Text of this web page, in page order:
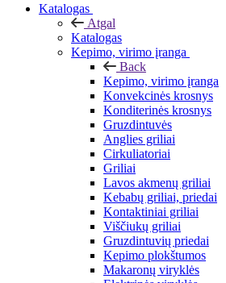
Katalogas
Atgal
Katalogas
Kepimo, virimo įranga
Back
Kepimo, virimo įranga
Konvekcinės krosnys
Konditerinės krosnys
Gruzdintuvės
Anglies griliai
Cirkuliatoriai
Griliai
Lavos akmenų griliai
Kebabų griliai, priedai
Kontaktiniai griliai
Viščiukų griliai
Gruzdintuvių priedai
Kepimo plokštumos
Makaronų viryklės